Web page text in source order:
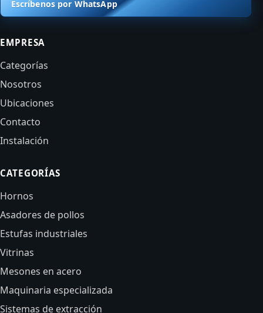
Escríbenos por WhatsApp
EMPRESA
Categorías
Nosotros
Ubicaciones
Contacto
Instalación
CATEGORÍAS
Hornos
Asadores de pollos
Estufas industriales
Vitrinas
Mesones en acero
Maquinaria especializada
Sistemas de extracción